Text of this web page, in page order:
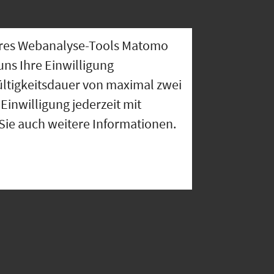
Webanalyse-Tools Matomo
Ihre Einwilligung
von maximal zwei
jederzeit mit
auch weitere Informationen.